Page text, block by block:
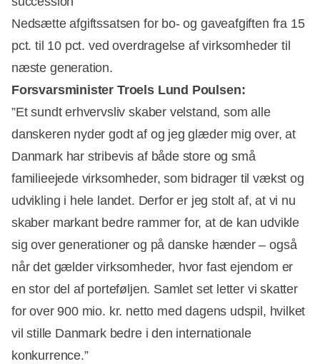
Nedsætte afgiftssatsen for bo- og gaveafgiften fra 15
pct. til 10 pct. ved overdragelse af virksomheder til
næste generation.
Forsvarsminister Troels Lund Poulsen:
”Et sundt erhvervsliv skaber velstand, som alle
danskeren nyder godt af og jeg glæder mig over, at
Danmark har stribevis af både store og små
familieejede virksomheder, som bidrager til vækst og
udvikling i hele landet. Derfor er jeg stolt af, at vi nu
skaber markant bedre rammer for, at de kan udvikle
sig over generationer og på danske hænder – også
når det gælder virksomheder, hvor fast ejendom er
en stor del af porteføljen. Samlet set letter vi skatter
for over 900 mio. kr. netto med dagens udspil, hvilket
vil stille Danmark bedre i den internationale
konkurrence.”